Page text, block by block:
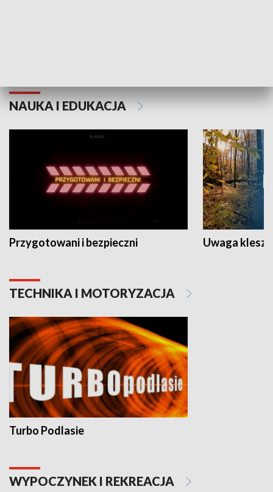
NAUKA I EDUKACJA
Przygotowani i bezpieczni Uwaga
TECHNIKA I MOTORYZACJA
Turbo Podlasie
WYPOCZYNEK I REKREACJA